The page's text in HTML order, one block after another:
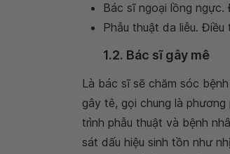
Bác sĩ ngoại lồng ngực.
Phẫu thuật da liễu. Điều
1.2. Bác sĩ gây mê
Là bác sĩ sẽ chăm sóc
gây tê, gọi chung là
trình phẫu thuật và bệnh
sát dấu hiệu sinh tồn như